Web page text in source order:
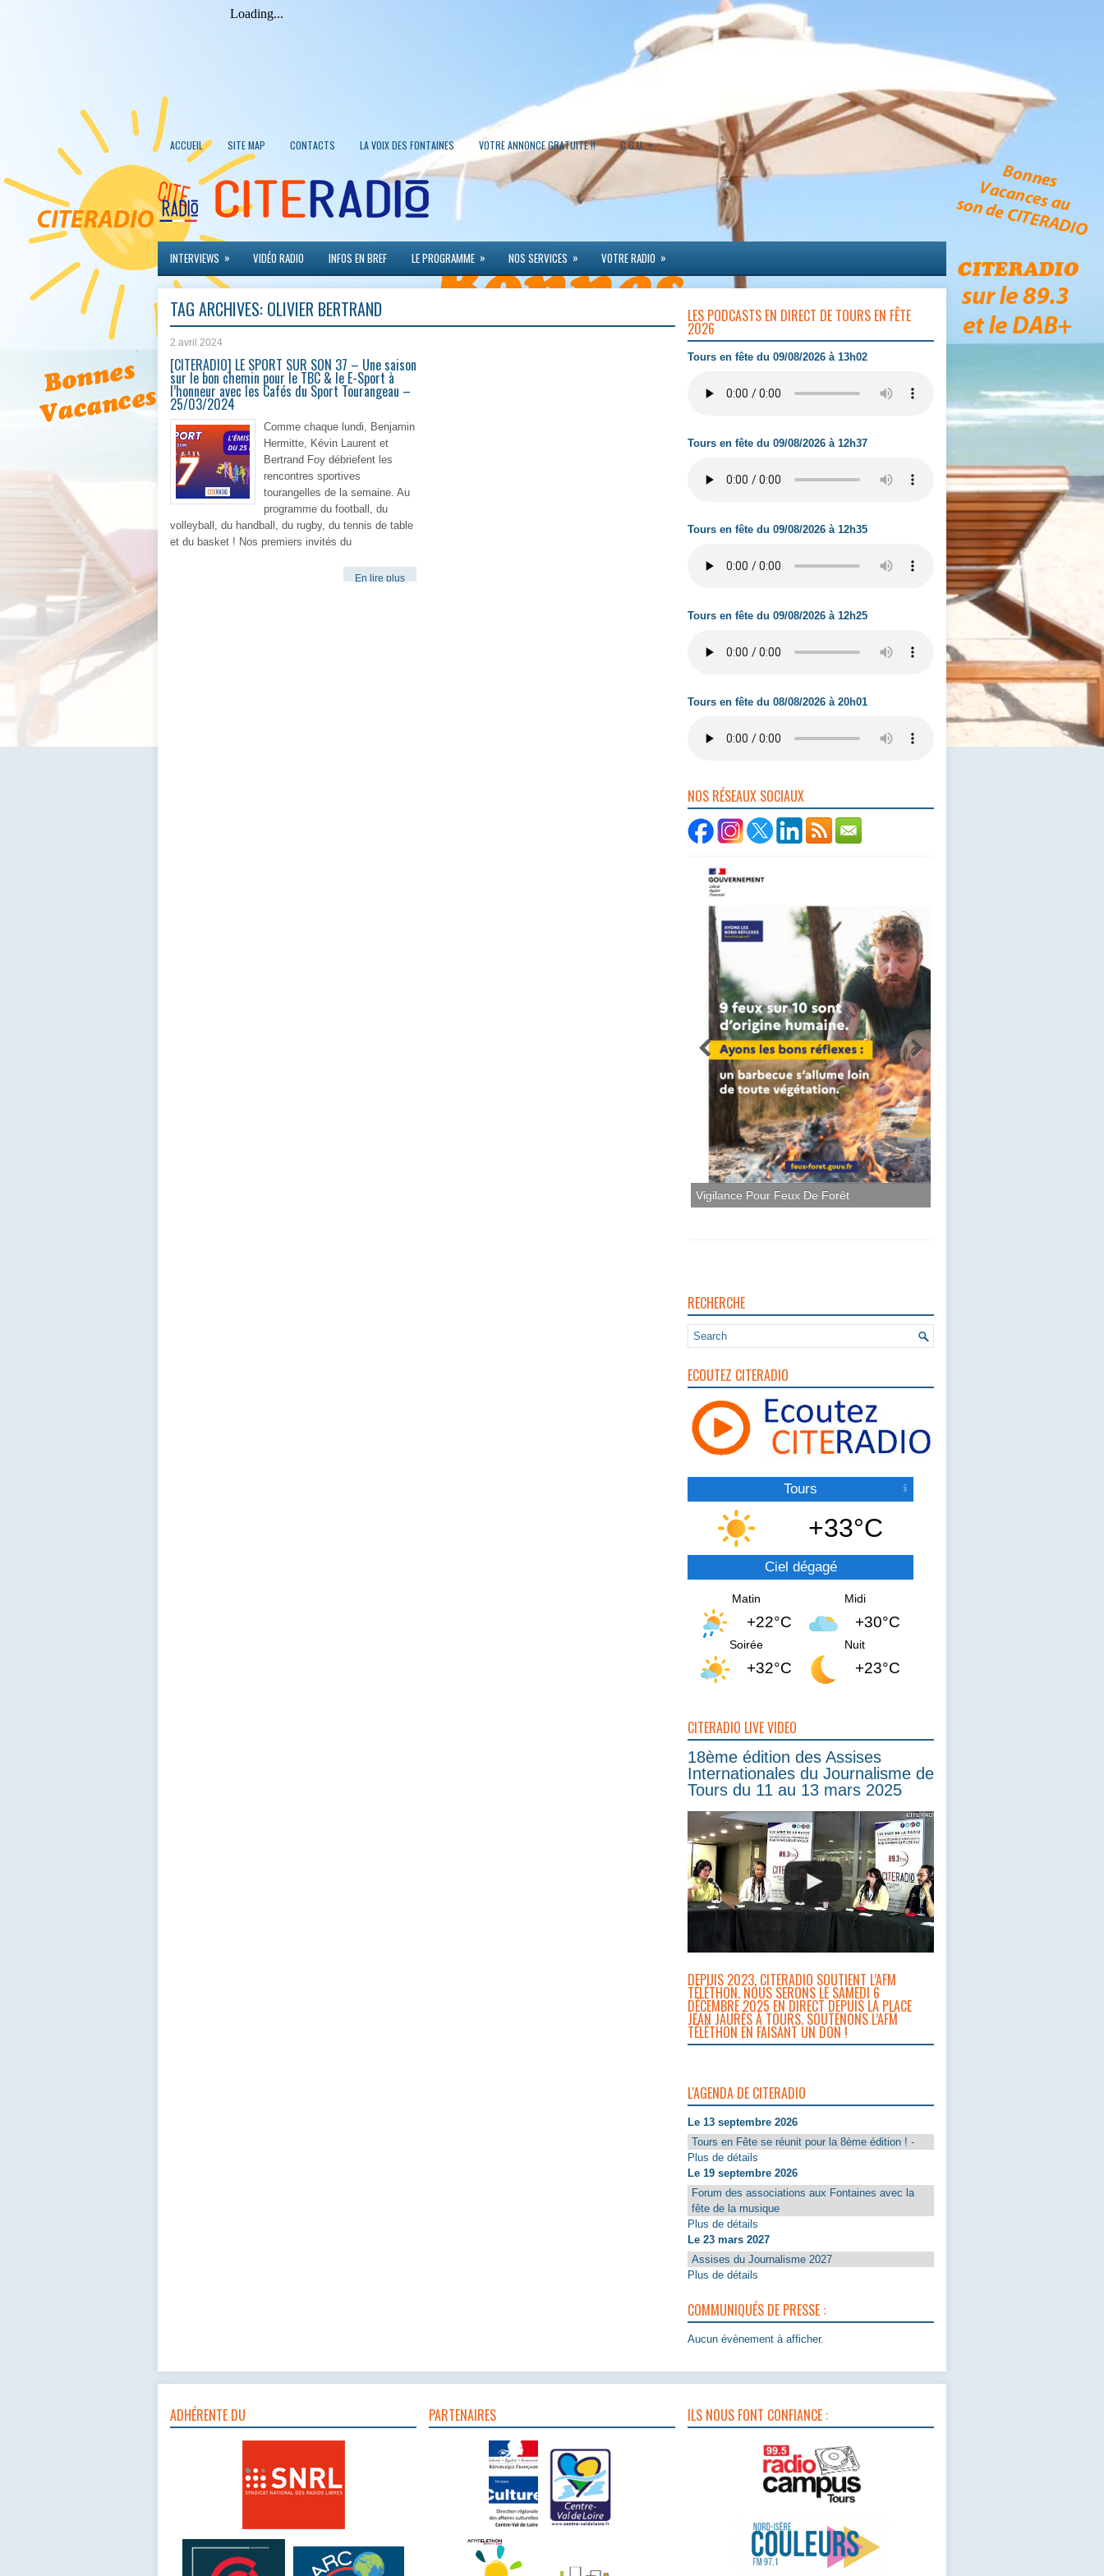
ACCUEIL SITE MAP CONTACTS LA VOIX DES FONTAINES VOTRE ANNONCE GRATUITE !! C.G.U. »
INTERVIEWS » VIDÉO RADIO INFOS EN BREF LE PROGRAMME » NOS SERVICES » VOTRE RADIO »
TAG ARCHIVES: OLIVIER BERTRAND
2 avril 2024
[CITERADIO] LE SPORT SUR SON 37 – Une saison
sur le bon chemin pour le TBC & le E-Sport à
l’honneur avec les Cafés du Sport Tourangeau –
25/03/2024
Comme chaque lundi, Benjamin
Hermitte, Kévin Laurent et
Bertrand Foy débriefent les
rencontres sportives
tourangelles de la semaine. Au
programme du football, du
volleyball, du handball, du rugby, du tennis de table
et du basket ! Nos premiers invités du
En lire plus
LES PODCASTS EN DIRECT DE TOURS EN FÊTE
2026
Tours en fête du 09/08/2026 à 13h02
Tours en fête du 09/08/2026 à 12h37
Tours en fête du 09/08/2026 à 12h35
Tours en fête du 09/08/2026 à 12h25
Tours en fête du 08/08/2026 à 20h01
NOS RÉSEAUX SOCIAUX
RECHERCHE
ECOUTEZ CITERADIO
Tours
+33°C
Ciel dégagé
Matin
+22°C
Midi
+30°C
Soirée
+32°C
Nuit
+23°C
CITERADIO LIVE VIDEO
18ème édition des Assises
Internationales du Journalisme de
Tours du 11 au 13 mars 2025
DEPUIS 2023, CITERADIO SOUTIENT L’AFM
TÉLÉTHON. NOUS SERONS LE SAMEDI 6
DÉCEMBRE 2025 EN DIRECT DEPUIS LA PLACE
JEAN JAURÈS À TOURS. SOUTENONS L’AFM
TÉLÉTHON EN FAISANT UN DON !
L'AGENDA DE CITERADIO
Le 13 septembre 2026
Tours en Fête se réunit pour la 8ème édition ! -
Plus de détails
Le 19 septembre 2026
Forum des associations aux Fontaines avec la
fête de la musique
Plus de détails
Le 23 mars 2027
Assises du Journalisme 2027
Plus de détails
COMMUNIQUÉS DE PRESSE :
Aucun évènement à afficher.
ADHÉRENTE DU PARTENAIRES ILS NOUS FONT CONFIANCE :